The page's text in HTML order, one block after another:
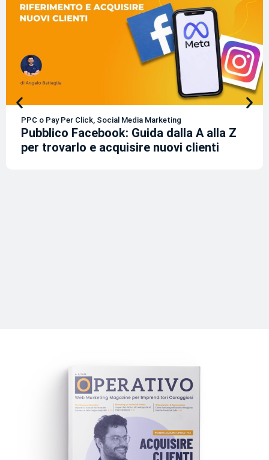
PPC o Pay Per Click Social Media Marketing
Pubblico Facebook: Guida dalla A alla Z
per trovarlo e acquisire nuovi clienti